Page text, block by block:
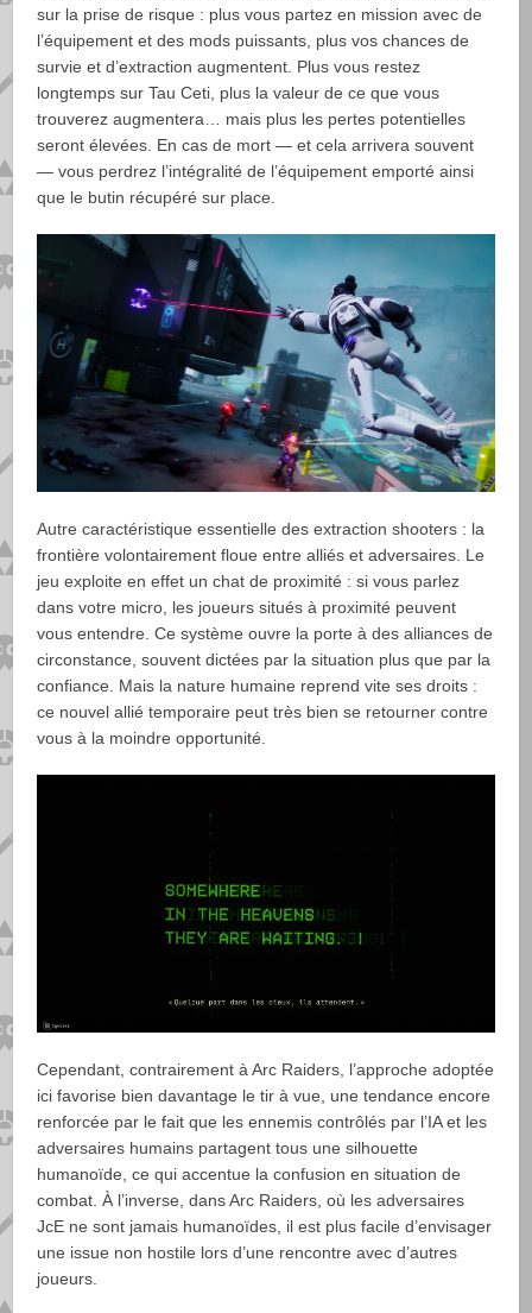
sur la prise de risque : plus vous partez en mission avec de
l’équipement et des mods puissants, plus vos chances de
survie et d’extraction augmentent. Plus vous restez
longtemps sur Tau Ceti, plus la valeur de ce que vous
trouverez augmentera… mais plus les pertes potentielles
seront élevées. En cas de mort — et cela arrivera souvent
— vous perdrez l’intégralité de l’équipement emporté ainsi
que le butin récupéré sur place.
Autre caractéristique essentielle des extraction shooters : la
frontière volontairement floue entre alliés et adversaires. Le
jeu exploite en effet un chat de proximité : si vous parlez
dans votre micro, les joueurs situés à proximité peuvent
vous entendre. Ce système ouvre la porte à des alliances de
circonstance, souvent dictées par la situation plus que par la
confiance. Mais la nature humaine reprend vite ses droits :
ce nouvel allié temporaire peut très bien se retourner contre
vous à la moindre opportunité.
Cependant, contrairement à Arc Raiders, l’approche adoptée
ici favorise bien davantage le tir à vue, une tendance encore
renforcée par le fait que les ennemis contrôlés par l’IA et les
adversaires humains partagent tous une silhouette
humanoïde, ce qui accentue la confusion en situation de
combat. À l’inverse, dans Arc Raiders, où les adversaires
JcE ne sont jamais humanoïdes, il est plus facile d’envisager
une issue non hostile lors d’une rencontre avec d’autres
joueurs.